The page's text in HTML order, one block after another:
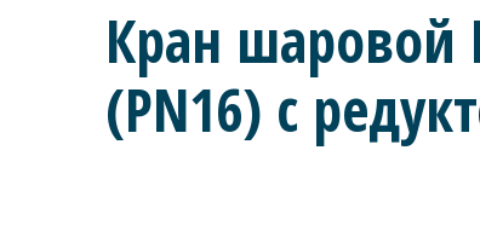
Кран шаровой
(PN16) с